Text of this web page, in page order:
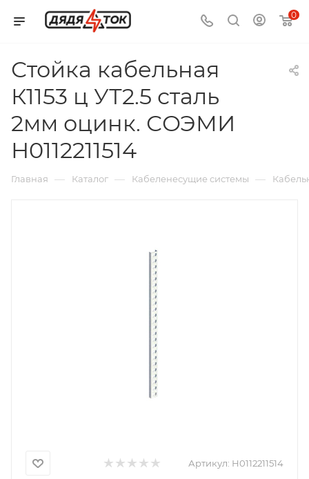
0
Стойка кабельная
К1153 ц УТ2.5 сталь
2мм оцинк. СОЭМИ
Н0112211514
Главная — Каталог — Кабеленесущие системы —
Артикул: Н0112211514